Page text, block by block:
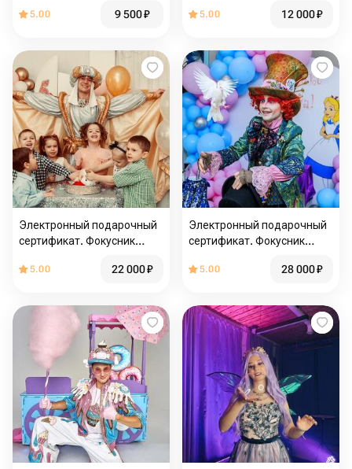
пределах МКАД
5.00 9 500₽
пределах МКАД
5.00 12 000₽
Электронный подарочный
сертификат. Фокусник
Москве и МО
5.00 22 000₽
Электронный подарочный
сертификат. Фокусник
Москве и МО
5.00 28 000₽